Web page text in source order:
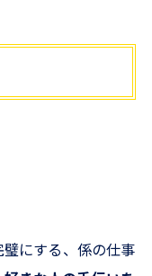
にする、係の仕事